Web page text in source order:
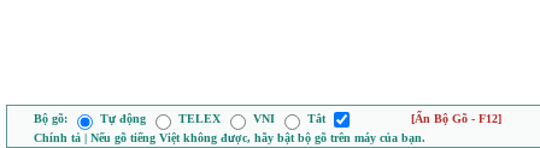
Bộ gõ: Tự động TELEX VNI Tắt
[Ẩn Bộ Gõ - F12]
Chính tả | Nếu gõ tiếng Việt không được, hãy bật bộ gõ trên máy của bạn.